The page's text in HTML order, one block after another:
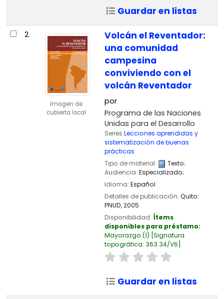
Guardar en listas
2.
Imagen de
cubierta local
Volcán el Reventador:
una comunidad
campesina
conviviendo con el
volcán Reventador
por
Programa de las Naciones
Unidas para el Desarrollo
Series Lecciones aprendidas y
sistematización de buenas
prácticas
Tipo de material:
Texto;
Audiencia: Especializado;
Idioma: Español
Detalles de publicación: Quito:
PNUD,2005
Disponibilidad: Ítems
disponibles para préstamo:
Mayorazgo (1) Signatura
topográfica: 363.34/V6 .
Guardar en listas